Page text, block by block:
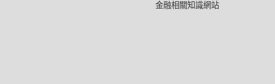
金融相關知識網站